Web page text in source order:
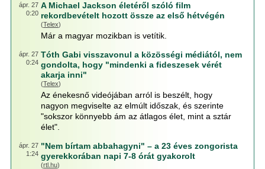
ápr. 27
0:20
A Michael Jackson életéről szóló film
rekordbevételt hozott össze az első hétvégén
(Telex)
Már a magyar mozikban is vetítik.
ápr. 27
0:24
Tóth Gabi visszavonul a közösségi médiától, nem
gondolta, hogy "mindenki a fideszesek vérét
akarja inni"
(Telex)
Az énekesnő videójában arról is beszélt, hogy
nagyon megviselte az elmúlt időszak, és szerinte
"sokszor könnyebb ám az átlagos élet, mint a sztár
élet".
ápr. 27
1:24
"Nem bírtam abbahagyni" – a 23 éves zongorista
gyerekkorában napi 7-8 órát gyakorolt
(rtl.hu)